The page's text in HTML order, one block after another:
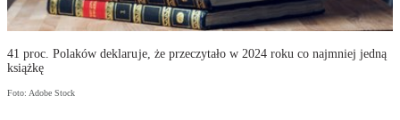
41 proc. Polaków deklaruje, że przeczytało w 2024 roku co najmniej jedną
książkę
Foto: Adobe Stock